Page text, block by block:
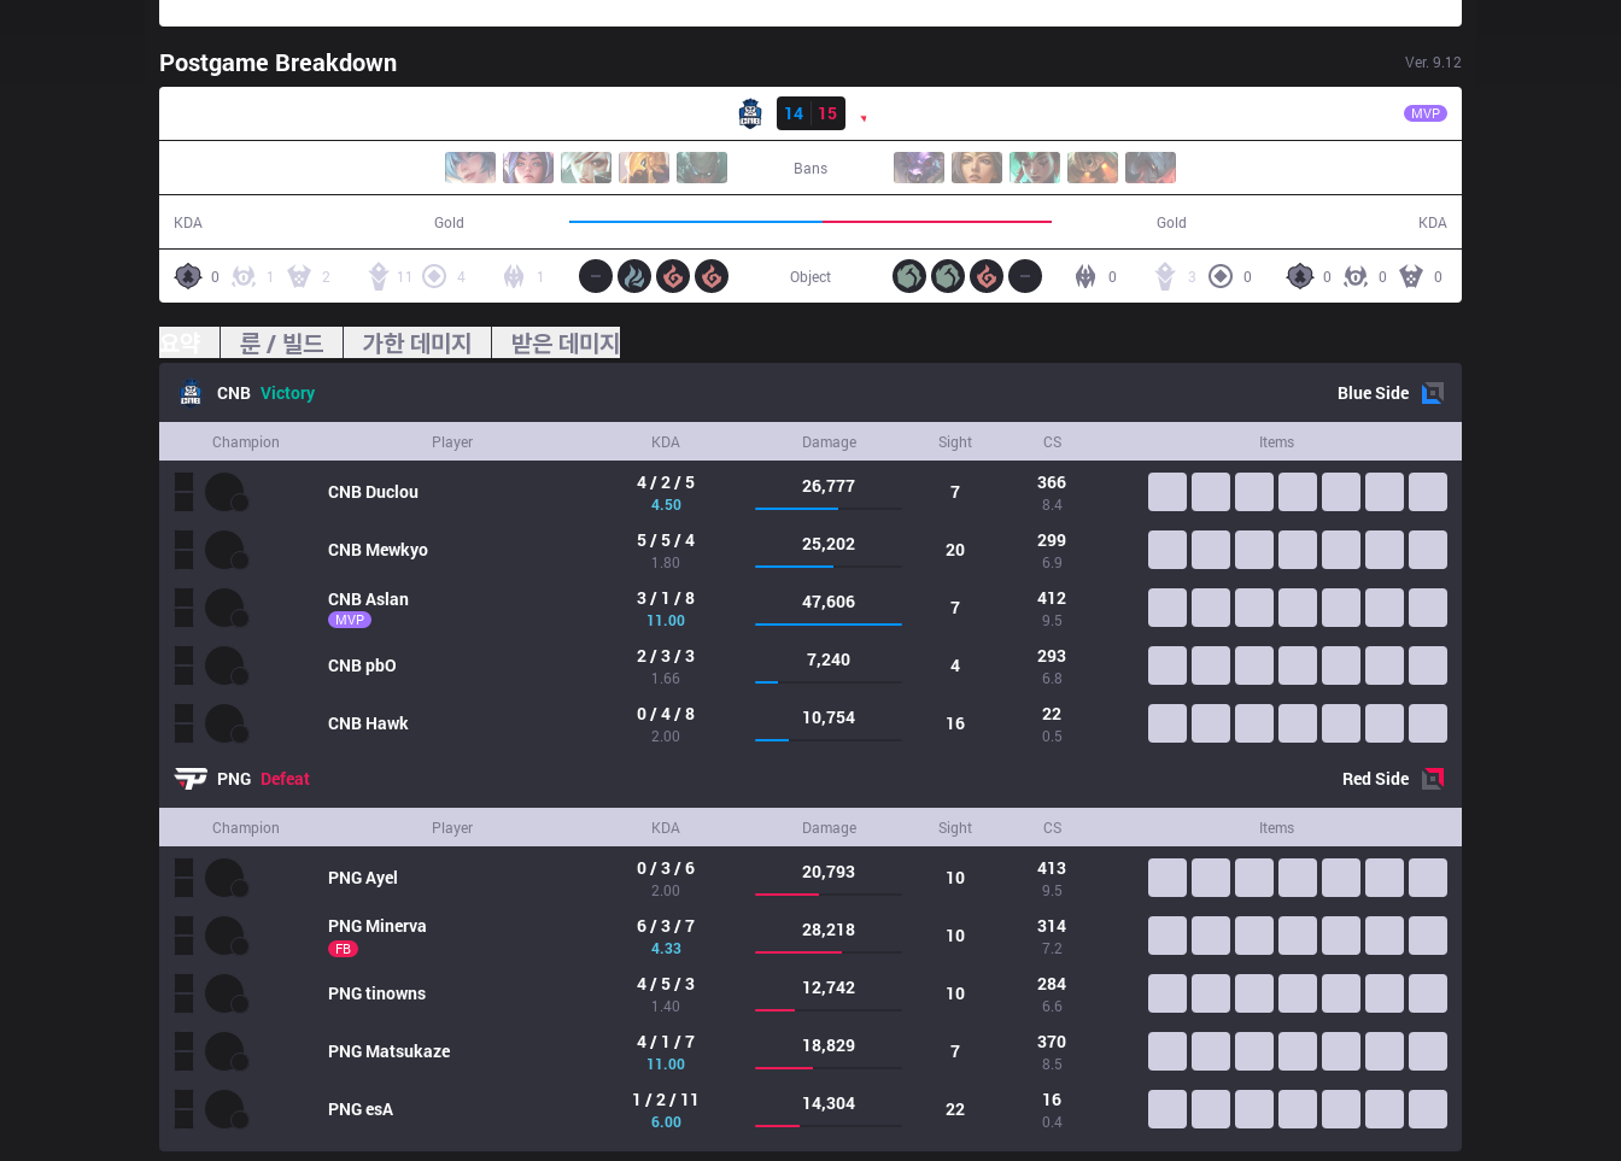
Postgame Breakdown Ver. 9.12
14
15 MVP
Bans
KDA Gold Gold KDA
0 1 2 11 4 1 0 0 0
3 0
0
Object
룬 / 빌드 가한 데미지 받은 데미지
CNB Victory BlueSide
Champion Player KDA Damage Sight CS Items
CNB Duclou 4 / 2 / 5
4.50
26,777 7 366
8.4
CNB Mewkyo 5 / 5 / 4
1.80
25,202 20 299
6.9
CNBAslan
MVP
3 / 1 / 8
11.00
47,606 7 412
9.5
CNBpbO 2 / 3 / 3
1.66
7,240 4 293
6.8
CNB Hawk 0 / 4 / 8
2.00
10,754 16 22
0.5
PNG Defeat RedSide
Champion Player KDA Damage Sight CS Items
PNGAyel 0 / 3 / 6
2.00
20,793 10 413
9.5
PNG Minerva
FB
6 / 3 / 7
4.33
28,218 10 314
7.2
PNGtinowns 4 / 5 / 3
1.40
12,742 10 284
6.6
PNG Matsukaze 4 / 1 / 7
11.00
18,829 7 370
8.5
PNGesA 1 / 2 / 11
6.00
14,304 22 16
0.4